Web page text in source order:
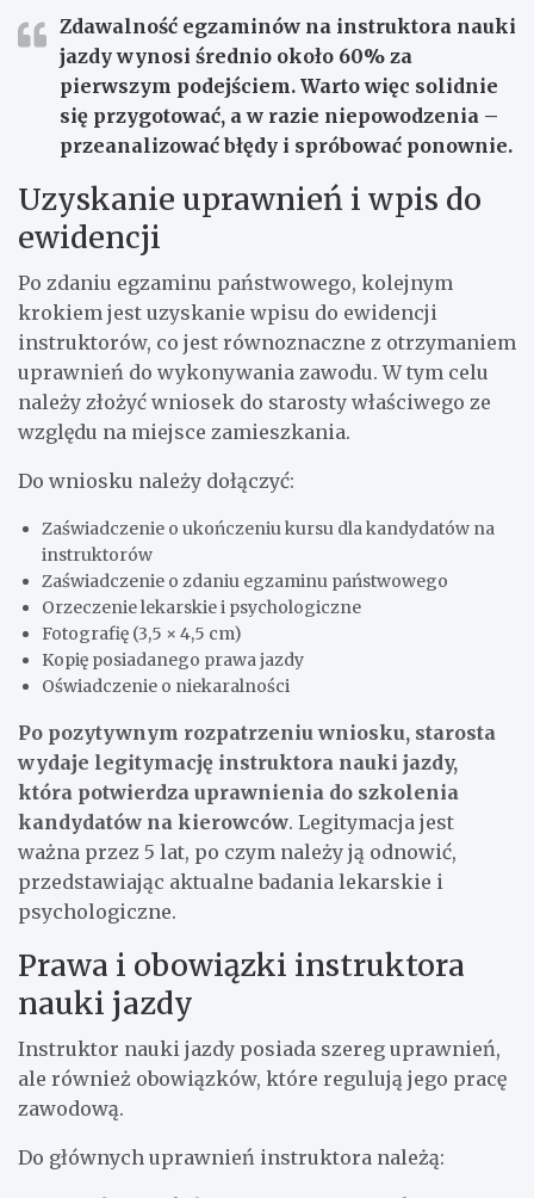
Zdawalność egzaminów na instruktora nauki
jazdy wynosi średnio około 60% za
pierwszym podejściem. Warto więc solidnie
się przygotować, a w razie niepowodzenia –
przeanalizować błędy i spróbować ponownie.
Uzyskanie uprawnień i wpis do
ewidencji
Po zdaniu egzaminu państwowego, kolejnym
krokiem jest uzyskanie wpisu do ewidencji
instruktorów, co jest równoznaczne z otrzymaniem
uprawnień do wykonywania zawodu. W tym celu
należy złożyć wniosek do starosty właściwego ze
względu na miejsce zamieszkania.
Do wniosku należy dołączyć:
Zaświadczenie o ukończeniu kursu dla kandydatów na
instruktorów
Zaświadczenie o zdaniu egzaminu państwowego
Orzeczenie lekarskie i psychologiczne
Fotografię (3,5 × 4,5 cm)
Kopię posiadanego prawa jazdy
Oświadczenie o niekaralności
Po pozytywnym rozpatrzeniu wniosku, starosta
wydaje legitymację instruktora nauki jazdy,
która potwierdza uprawnienia do szkolenia
kandydatów na kierowców. Legitymacja jest
ważna przez 5 lat, po czym należy ją odnowić,
przedstawiając aktualne badania lekarskie i
psychologiczne.
Prawa i obowiązki instruktora
nauki jazdy
Instruktor nauki jazdy posiada szereg uprawnień,
ale również obowiązków, które regulują jego pracę
zawodową.
Do głównych uprawnień instruktora należą: